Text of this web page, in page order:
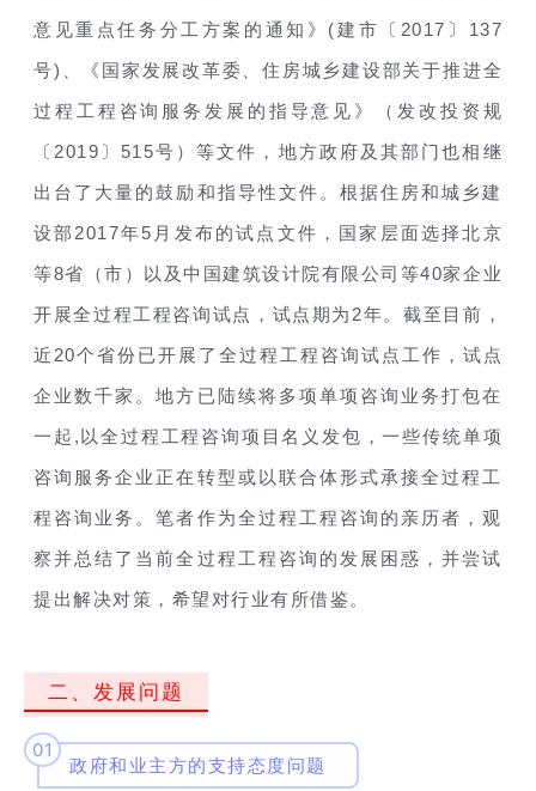
意见重点任务分工方案的通知》 (建市〔 2017 〕 137
号) 、《国家发展改革委、住房城乡建设部关于推进全
过程工程咨询服务发展的指导意见》（发改投资规
〔 2019 〕 515号）等文件，地方政府及其部门也相继
出台了大量的鼓励和指导性文件。根据住房和城乡建
设部 2017年5 月发布的试点文件，国家层面选择北京
等8省（市）以及中国建筑设计院有限公司等40家企业
开展全过程工程咨询试点，试点期为 2年。截至目前，
近 20个省份已开展了全过程工程咨询试点工作，试点
企业数千家。地方已陆续将多项单项咨询业务打包在
一起 , 以全过程工程咨询项目名义发包，一些传统单项
咨询服务企业正在转型或以联合体形式承接全过程工
程咨询业务。笔者作为全过程工程咨询的亲历者，观
察并总结了当前全过程工程咨询的发展困惑，并尝试
提出解决对策，希望对行业有所借鉴。
二、发展问题
01
政府和业主方的支持态度问题